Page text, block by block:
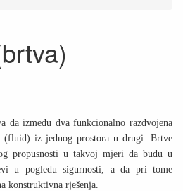
da između dva funkcionalno razdvojena
(fluid) iz jednog prostora u drugi. Brtve
propusnosti u takvoj mjeri da budu u
u pogledu sigurnosti, a da pri tome
konstruktivna rješenja.